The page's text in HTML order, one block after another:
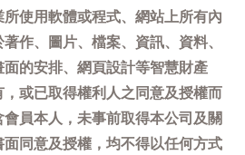
使用軟體或程式、網站上所有內
作、圖片、檔案、資訊、資料、
的安排、網頁設計等智慧財產
或已取得權利人之同意及授權而
員本人，未事前取得本公司及關
同意及授權，均不得以任何方式